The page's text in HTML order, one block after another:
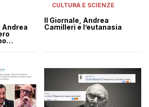
Andrea
CULTURA E SCIENZE
Il Giornale, Andrea
Camilleri e l’eutanasia